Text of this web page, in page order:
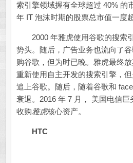
索引擎领域握有全球超过 40% 的
年 IT 泡沫时期的股票总市值一度
2000 年雅虎使用谷歌的搜索
势头。随后，广告业务也流向了
购谷歌，但为时已晚。雅虎最终
重新使用自主开发的搜索引擎，
追上谷歌。随后，随着谷歌和
衰退。2016 年 7 月， 美国电信巨
收购雅虎核心资产。
HTC